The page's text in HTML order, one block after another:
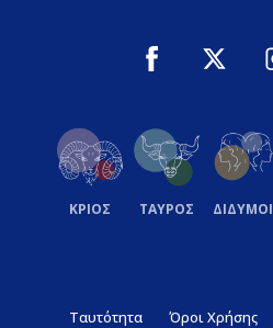
ΚΡΙΟΣ ΤΑΥΡΟΣ ΔΙΔΥΜΟΙ
Ταυτότητα Όροι Χρήσης